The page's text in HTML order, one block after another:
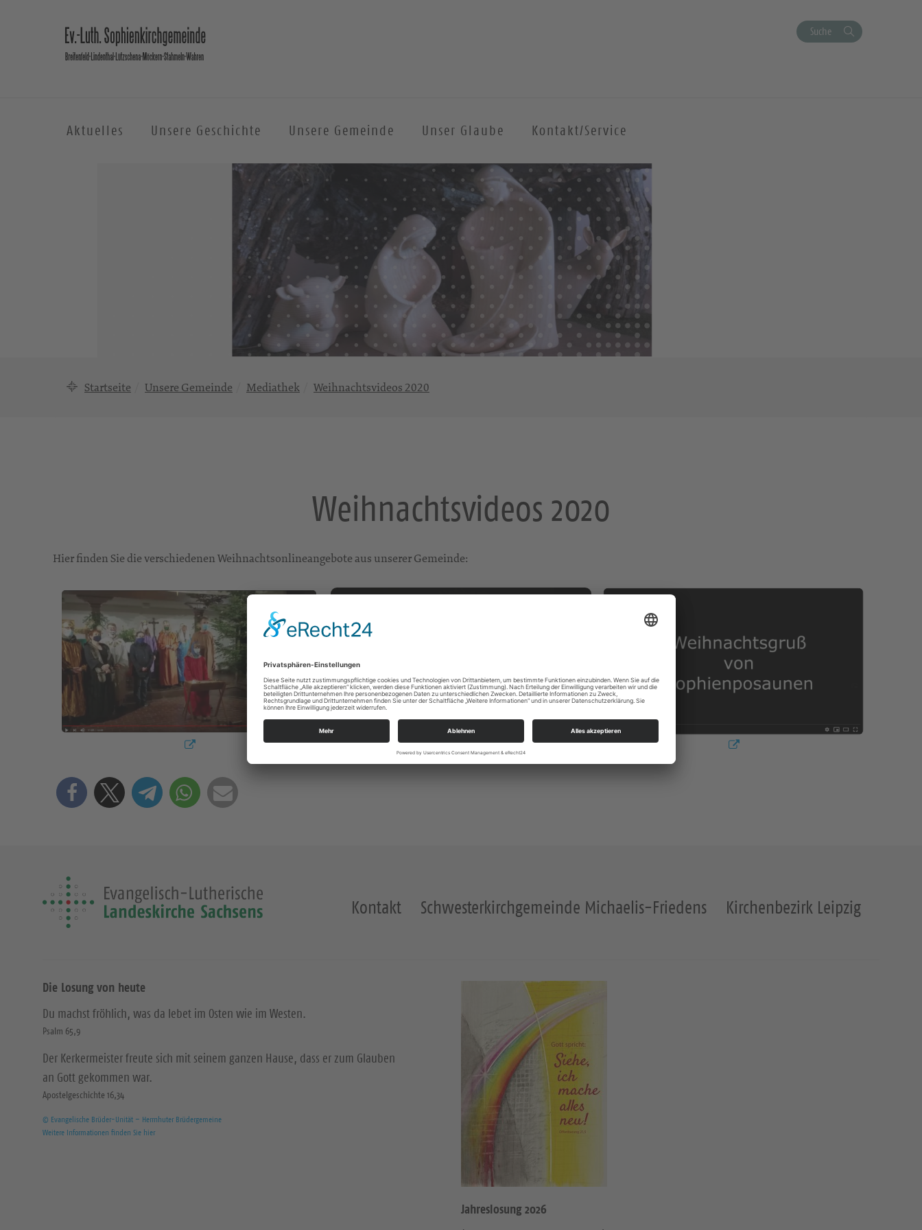
Suche
Aktuelles Unsere Geschichte Unsere Gemeinde Unser Glaube Kontakt/Service
Startseite Unsere Gemeinde Mediathek Weihnachtsvideos 2020
Weihnachtsvideos 2020
Hier finden Sie die verschiedenen Weihnachtsonlineangebote aus unserer Gemeinde:
Kontakt Schwesterkirchgemeinde Michaelis-Friedens Kirchenbezirk Leipzig
Die Losung von heute
Du machst fröhlich, was da lebet im Osten wie im Westen.
Psalm 65,9
Der Kerkermeister freute sich mit seinem ganzen Hause, dass er zum Glauben
an Gott gekommen war.
Apostelgeschichte 16,34
© Evangelische Brüder-Unität – Herrnhuter Brüdergemeine
Weitere Informationen finden Sie hier
Jahreslosung 2026